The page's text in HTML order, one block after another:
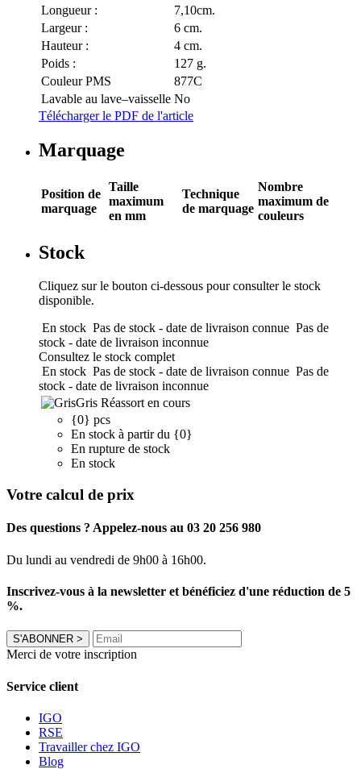
Longueur :
7,10cm.
Largeur :
6 cm.
Hauteur :
4 cm.
Poids :
127 g.
Couleur PMS
877C
Lavable au lave–vaisselle No
Télécharger le PDF de l'article
Marquage
Position de
marquage
Taille
maximum
en mm
Technique
de marquage
Nombre
maximum de
couleurs
Stock
Cliquez sur le bouton ci-dessous pour consulter le stock
disponible.
En stock Pas de stock - date de livraison connue Pas de
stock - date de livraison inconnue
Consultez le stock complet
En stock Pas de stock - date de livraison connue Pas de
stock - date de livraison inconnue
Gris Réassort en cours
{0} pcs
En stock à partir du {0}
En rupture de stock
En stock
Votre calcul de prix
Des questions ? Appelez-nous au 03 20 256 980
Du lundi au vendredi de 9h00 à 16h00.
Inscrivez-vous à la newsletter et bénéficiez d'une réduction de 5
%.
S'ABONNER >
Merci de votre inscription
Service client
IGO
RSE
Travailler chez IGO
Blog